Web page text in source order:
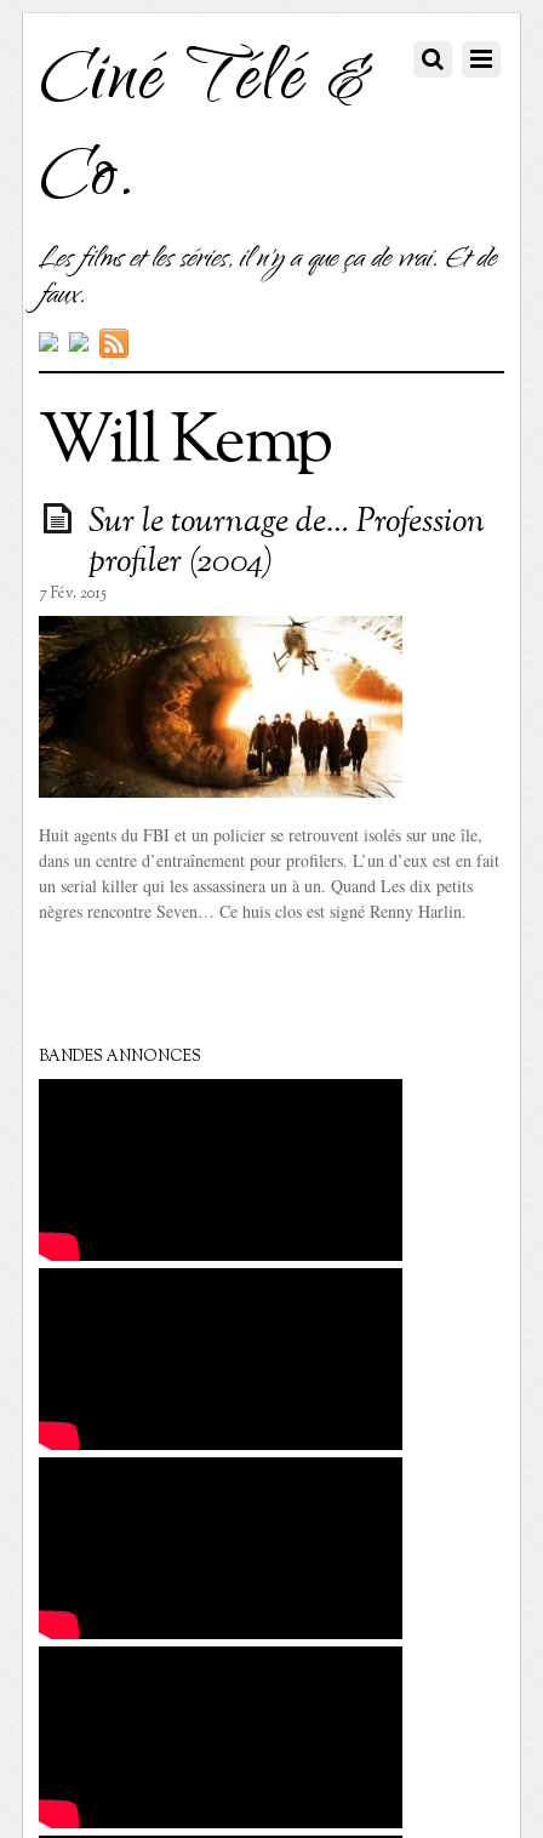
Ciné Télé &
Co.
Les films et les séries, il n'y a que ça de vrai. Et de
faux.
Will Kemp
Sur le tournage de… Profession
profiler (2004)
7 Fév. 2015
Huit agents du FBI et un policier se retrouvent isolés sur une île,
dans un centre d’entraînement pour profilers. L’un d’eux est en fait
un serial killer qui les assassinera un à un. Quand Les dix petits
nègres rencontre Seven… Ce huis clos est signé Renny Harlin.
BANDES ANNONCES